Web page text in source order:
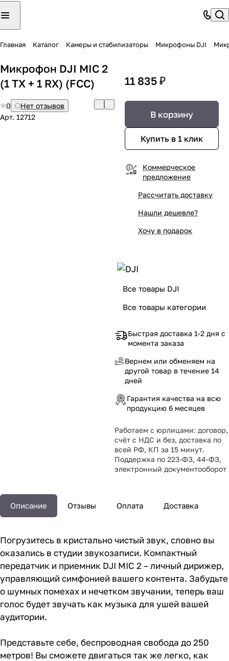
Главная Каталог Камеры и стабилизаторы Микрофоны DJI
Микрофон DJI MIC 2
(1 TX + 1 RX) (FCC)
0
Нет отзывов
Арт. 12712
11 835 ₽
В корзину
Купить в 1 клик
Коммерческое
предложение
Рассчитать доставку
Нашли дешевле?
Хочу в подарок
Все товары DJI
Все товары категории
Быстрая доставка 1-2 дня с
момента заказа
Вернем или обменяем на
другой товар в течение 14
дней
Гарантия качества на всю
продукцию 6 месяцев
Работаем с юрлицами: договор,
счёт с НДС и без, доставка по
всей РФ, КП за 15 минут.
Поддержка по 223-ФЗ, 44-ФЗ,
электронный документооборот
Описание Отзывы Оплата Доставка
Погрузитесь в кристально чистый звук, словно вы
оказались в студии звукозаписи. Компактный
передатчик и приемник DJI MIC 2 – личный дирижер,
управляющий симфонией вашего контента. Забудьте
о шумных помехах и нечетком звучании, теперь ваш
голос будет звучать как музыка для ушей вашей
аудитории.
Представьте себе, беспроводная свобода до 250
метров! Вы сможете двигаться так же легко, как